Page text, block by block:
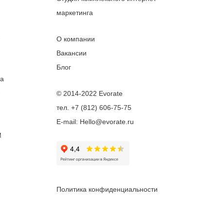
маркетинга
О компании
Вакансии
Блог
© 2014-2022 Evorate
тел. +7 (812) 606-75-75
E-mail: Hello@evorate.ru
Политика конфиденциальности